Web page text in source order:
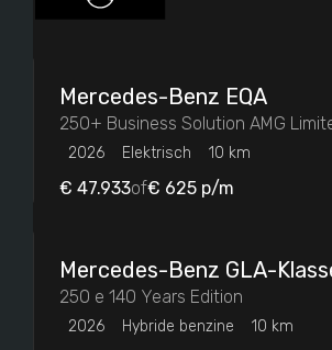
Merk & model
Mercedes-Benz
Prijs
Mercedes-Benz EQA
250+ Business Solution AMG
2026 Elektrisch 10 km
€ 47.933of€ 625 p/m
Mercedes-Benz GLA-
250 e 140 Years Edition
2026 Hybride benzine 10 km